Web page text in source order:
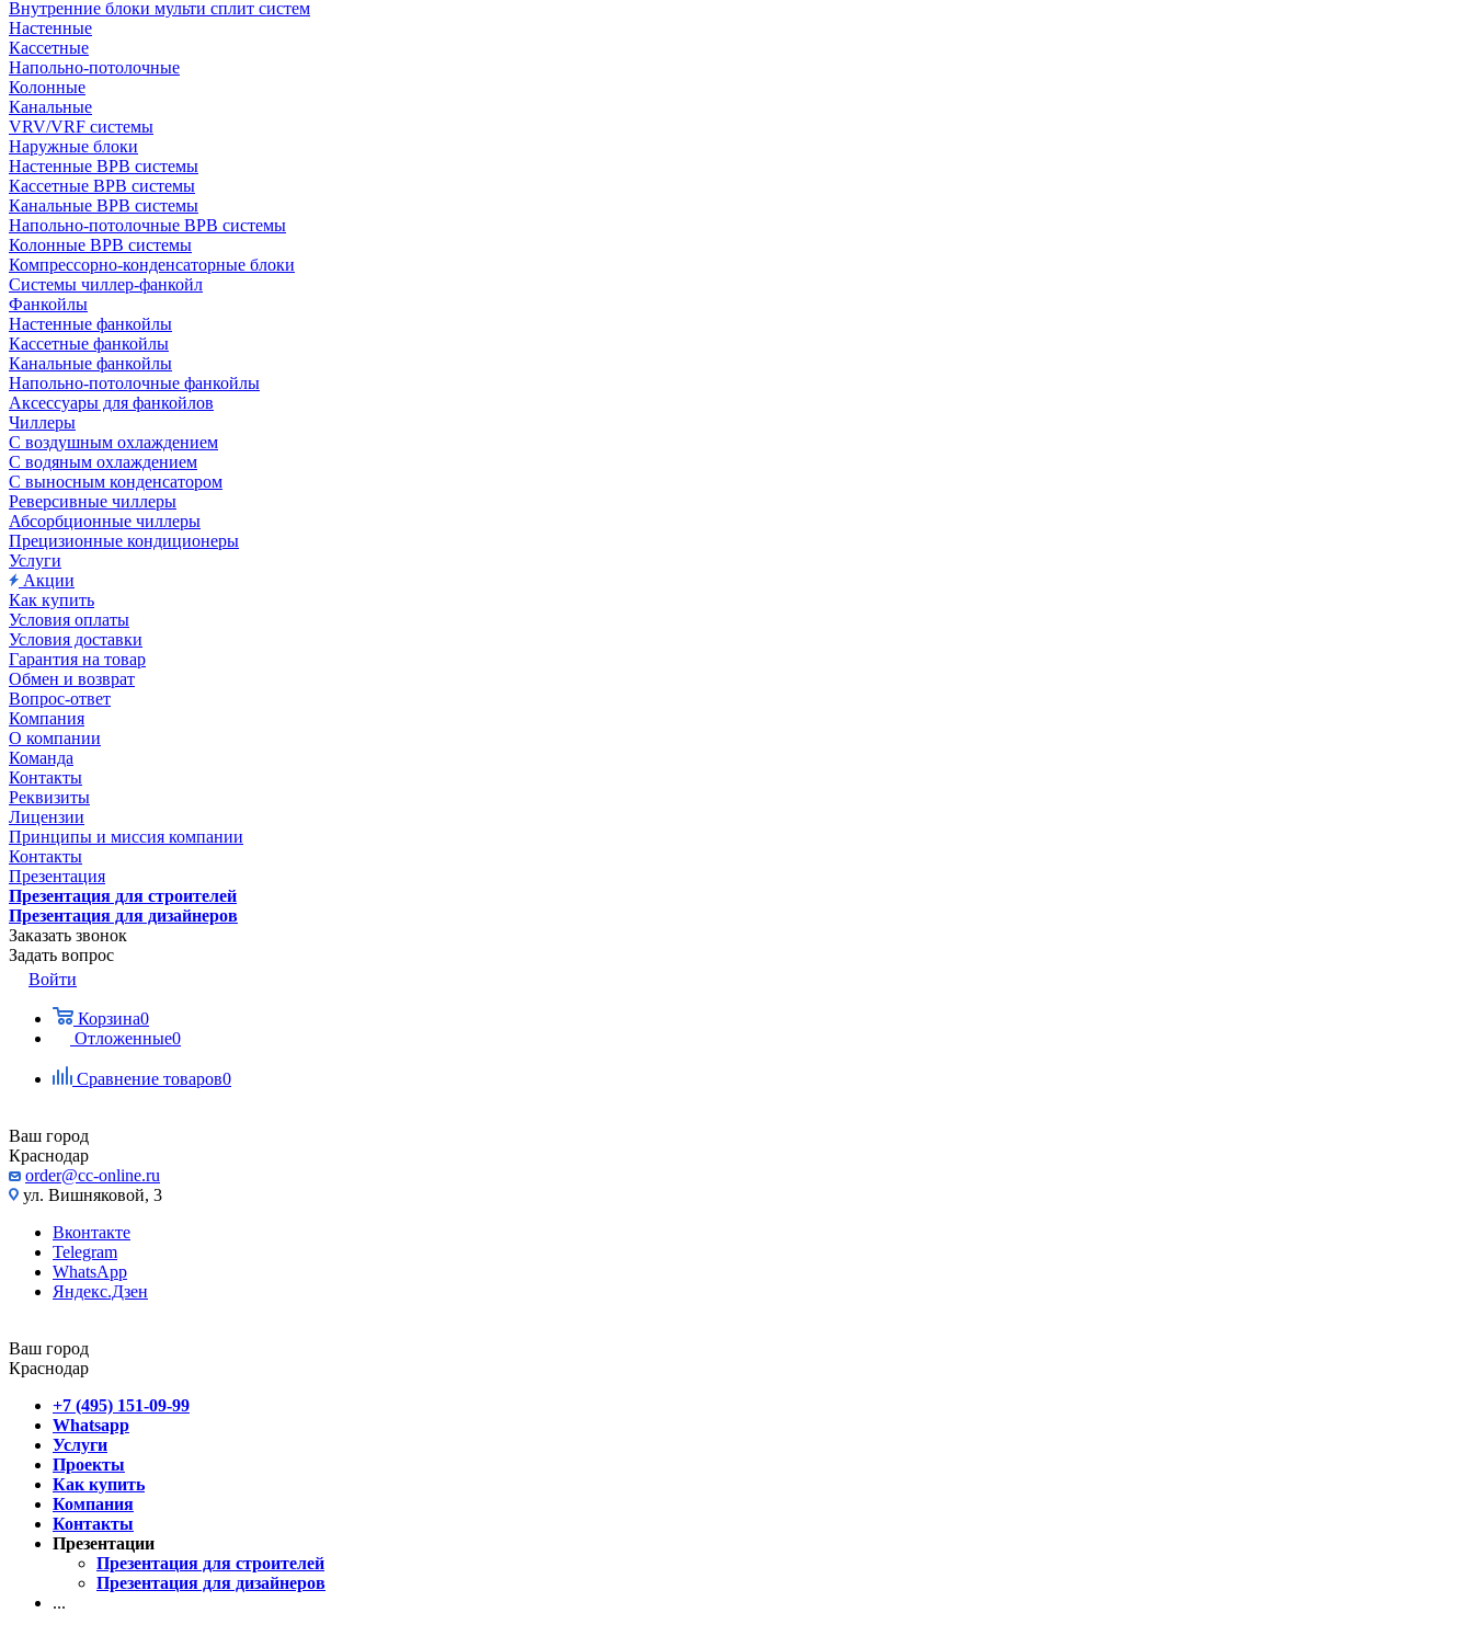
Внутренние блоки мульти сплит систем
Настенные
Кассетные
Напольно-потолочные
Колонные
Канальные
VRV/VRF системы
Наружные блоки
Настенные ВРВ системы
Кассетные ВРВ системы
Канальные ВРВ системы
Напольно-потолочные ВРВ системы
Колонные ВРВ системы
Компрессорно-конденсаторные блоки
Системы чиллер-фанкойл
Фанкойлы
Настенные фанкойлы
Кассетные фанкойлы
Канальные фанкойлы
Напольно-потолочные фанкойлы
Аксессуары для фанкойлов
Чиллеры
С воздушным охлаждением
С водяным охлаждением
С выносным конденсатором
Реверсивные чиллеры
Абсорбционные чиллеры
Прецизионные кондиционеры
Услуги
Акции
Как купить
Условия оплаты
Условия доставки
Гарантия на товар
Обмен и возврат
Вопрос-ответ
Компания
О компании
Команда
Контакты
Реквизиты
Лицензии
Принципы и миссия компании
Контакты
Презентация
Презентация для строителей
Презентация для дизайнеров
Заказать звонок
Задать вопрос
Войти
Корзина0
Отложенные0
Сравнение товаров0
Ваш город
Краснодар
order@cc-online.ru
ул. Вишняковой, 3
Вконтакте
Telegram
WhatsApp
Яндекс.Дзен
Ваш город
Краснодар
+7 (495) 151-09-99
Whatsapp
Услуги
Проекты
Как купить
Компания
Контакты
Презентации
Презентация для строителей
Презентация для дизайнеров
...